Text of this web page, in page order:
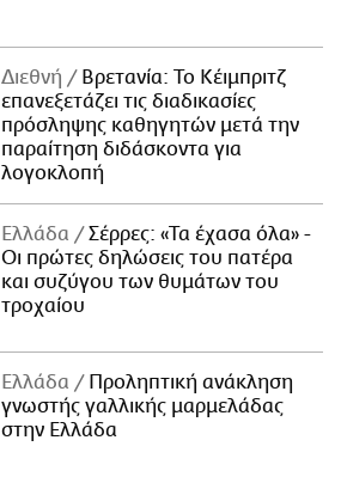
Διεθνή
Βρετανία: Το Κέιμπριτζ
επανεξετάζει τις διαδικασίες
πρόσληψης καθηγητών μετά την
παραίτηση διδάσκοντα για
λογοκλοπή
Ελλάδα
Σέρρες: «Τα έχασα όλα» -
Οι πρώτες δηλώσεις του πατέρα
και συζύγου των θυμάτων του
τροχαίου
Ελλάδα
Προληπτική ανάκληση
γνωστής γαλλικής μαρμελάδας
στην Ελλάδα